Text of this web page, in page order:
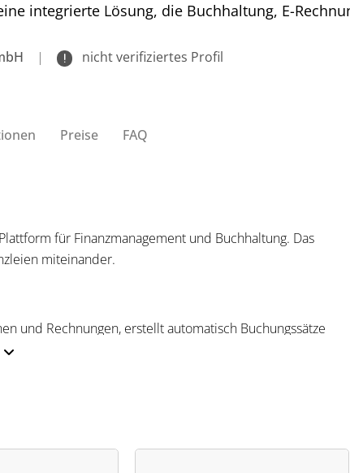
integrierte Lösung, die Buchhaltung, E-
| nicht verifiziertes Profil
Preise FAQ
für Finanzmanagement und Buchhaltung. Das
miteinander.
und Rechnungen, erstellt automatisch Buchungssätze
Benachrichtigungen. Darüber hinaus sind Funktionen